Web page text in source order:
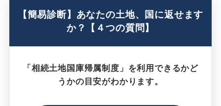
【簡易診断】あなたの土地、国に返せます
か？【４つの質問】
「相続土地国庫帰属制度」を利用できるかど
うかの目安がわかります。